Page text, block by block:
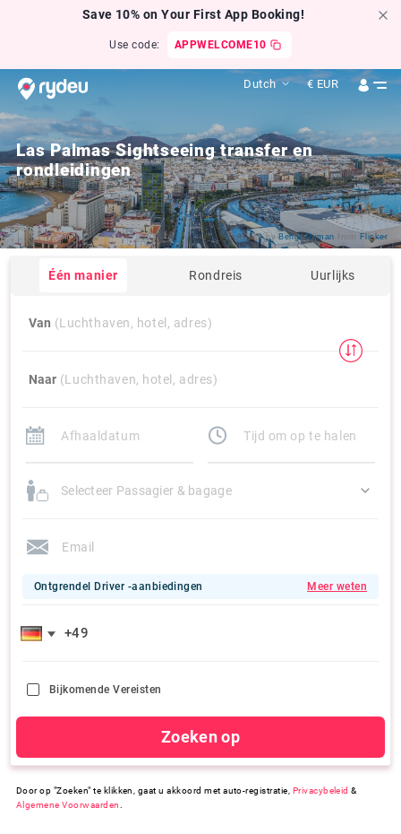
Save 10% on Your First App Booking!
Use code: APPWELCOME10
Dutch € EUR
Las Palmas Sightseeing transfer en
rondleidingen
Click by Bengt Nyman from Flicker
Één manier Rondreis Uurlijks
Van (Luchthaven, hotel, adres)
Naar (Luchthaven, hotel, adres)
Selecteer Passagier & bagage
Ontgrendel Driver -aanbiedingen Meer weten
Bijkomende Vereisten
Zoeken op
Door op "Zoeken" te klikken, gaat u akkoord met auto-registratie, Privacybeleid &
Algemene Voorwaarden